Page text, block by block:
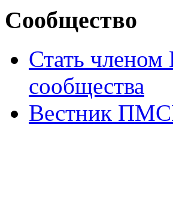
Сообщество
Стать членом
сообщества
Вестник